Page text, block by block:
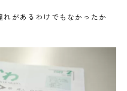
があるわけでもなかったか